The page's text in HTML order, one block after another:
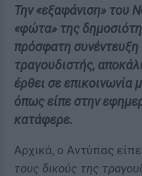
Την «εξαφάνιση» του
«φώτα» της
πρόσφατη
τραγουδιστής,
έρθει σε επικοινωνία
όπως είπε στην
κατάφερε.
Αρχικά, ο Αντύπας είπε:
τους δικούς της